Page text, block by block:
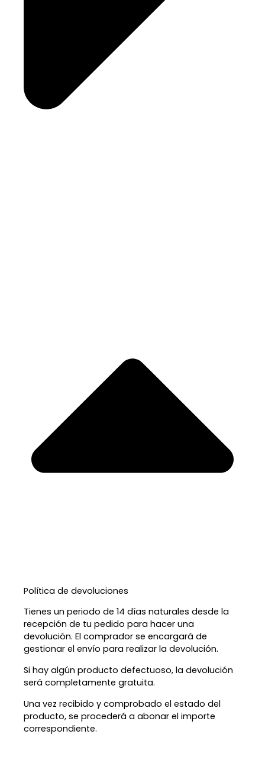
Política de devoluciones
Tienes un periodo de 14 días naturales desde la
recepción de tu pedido para hacer una
devolución. El comprador se encargará de
gestionar el envío para realizar la devolución.
Si hay algún producto defectuoso, la devolución
será completamente gratuita.
Una vez recibido y comprobado el estado del
producto, se procederá a abonar el importe
correspondiente.